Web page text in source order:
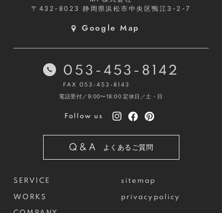
〒432-8023静岡県浜松市中央区鴨江3-2-7
Google Map
SERVICE
WORKS
sitemap
privacypolicy
053-453-8142
FAX 053-453-8143
電話受付／9:00〜18:00 定休日／土・日
Follow us
Q&A よくあるご質問